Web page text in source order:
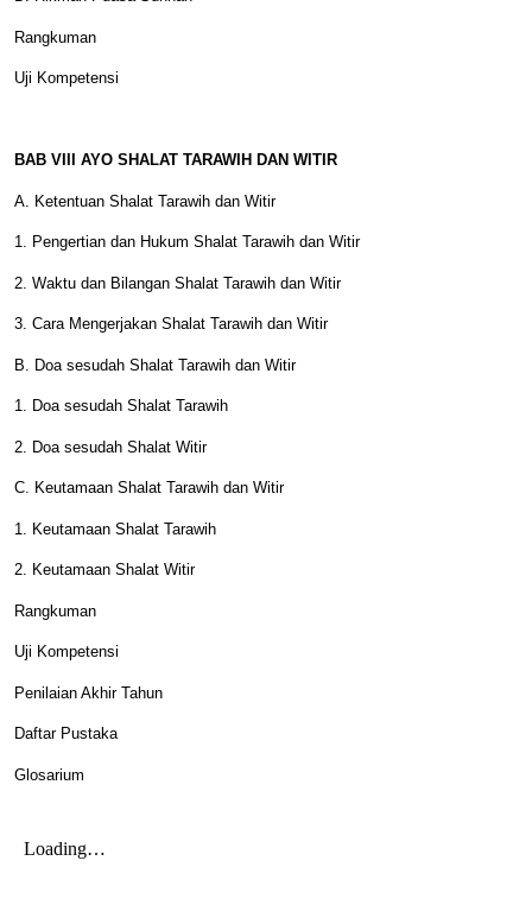
Rangkuman
Uji Kompetensi
BAB VIII AYO SHALAT TARAWIH DAN WITIR
A. Ketentuan Shalat Tarawih dan Witir
1. Pengertian dan Hukum Shalat Tarawih dan Witir
2. Waktu dan Bilangan Shalat Tarawih dan Witir
3. Cara Mengerjakan Shalat Tarawih dan Witir
B. Doa sesudah Shalat Tarawih dan Witir
1. Doa sesudah Shalat Tarawih
2. Doa sesudah Shalat Witir
C. Keutamaan Shalat Tarawih dan Witir
1. Keutamaan Shalat Tarawih
2. Keutamaan Shalat Witir
Rangkuman
Uji Kompetensi
Penilaian Akhir Tahun
Daftar Pustaka
Glosarium